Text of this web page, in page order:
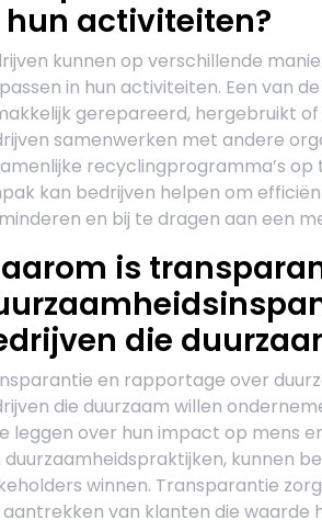
hun activiteiten?
kunnen op verschillende
in hun activiteiten. Een van
gerepareerd, hergebruikt
samenwerken met andere
recyclingprogramma’s
kan bedrijven helpen om
en bij te dragen aan een
is
die
en rapportage over
die duurzaam willen
leggen over hun impact op mens
duurzaamheidspraktijken, kunnen
winnen. Transparantie
van klanten die waarde